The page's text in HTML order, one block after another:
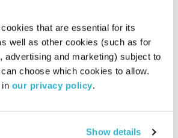
that are essential for its
well as other cookies (such as for
advertising and marketing) subject to
choose which cookies to allow.
in our privacy policy.
Show details
מדיטציית צלילים
דרור רדה
21.02.21
00:32:35
מה קורה שאהבה והודיה מתחברות להן
זמן, להתחבר אל הלב ולהתמלא באהבה
אודיו